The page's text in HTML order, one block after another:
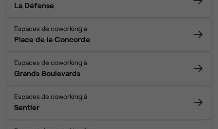
La Défense
Espaces de coworking à
Place de la Concorde
Espaces de coworking à
Grands Boulevards
Espaces de coworking à
Sentier